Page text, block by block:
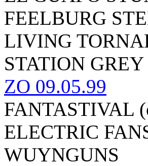
FEELBURG
LIVING
STATION GREY
ZO 09.05.99
FANTASTIVAL
ELECTRIC
WUYNGUNS